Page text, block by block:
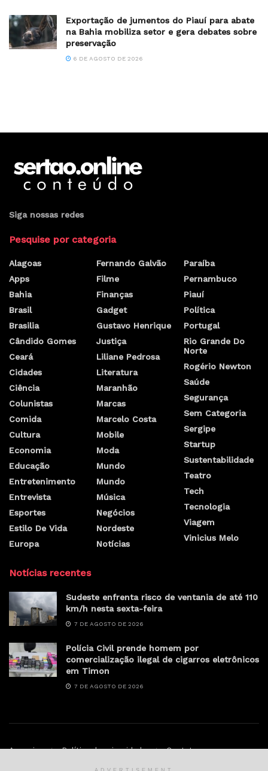
Exportação de jumentos do Piauí para abate
na Bahia mobiliza setor e gera debates sobre
preservação
6 DE AGOSTO DE 2026
Siga nossas redes
Pesquise por categoria
Alagoas
Apps
Bahia
Brasil
Brasilia
Cândido Gomes
Ceará
Cidades
Ciência
Colunistas
Comida
Cultura
Economia
Educação
Entretenimento
Entrevista
Esportes
Estilo De Vida
Europa
Fernando Galvão
Filme
Finanças
Gadget
Gustavo Henrique
Justiça
Liliane Pedrosa
Literatura
Maranhão
Marcas
Marcelo Costa
Mobile
Moda
Mundo
Mundo
Música
Negócios
Nordeste
Notícias
Paraíba
Pernambuco
Piauí
Política
Portugal
Rio Grande Do
Norte
Rogério Newton
Saúde
Segurança
Sem Categoria
Sergipe
Startup
Sustentabilidade
Teatro
Tech
Tecnologia
Viagem
Vinicius Melo
Notícias recentes
Sudeste enfrenta risco de ventania de até 110
km/h nesta sexta-feira
7 DE AGOSTO DE 2026
Polícia Civil prende homem por
comercialização ilegal de cigarros eletrônicos
em Timon
7 DE AGOSTO DE 2026
Anunciar Política de privacidade Contato